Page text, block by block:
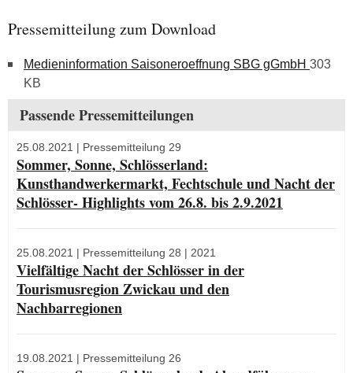
Pressemitteilung zum Download
Medieninformation Saisoneroeffnung SBG gGmbH 303
KB
Passende Pressemitteilungen
25.08.2021 | Pressemitteilung 29
Sommer, Sonne, Schlösserland:
Kunsthandwerkermarkt, Fechtschule und Nacht der
Schlösser- Highlights vom 26.8. bis 2.9.2021
25.08.2021 | Pressemitteilung 28 | 2021
Vielfältige Nacht der Schlösser in der
Tourismusregion Zwickau und den
Nachbarregionen
19.08.2021 | Pressemitteilung 26